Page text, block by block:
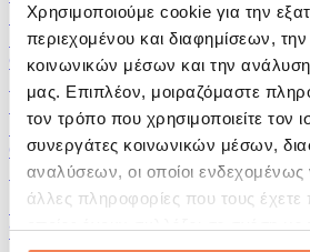
Χρησιμοποιούμε cookie για την
περιεχομένου και διαφημίσεων,
κοινωνικών μέσων και την ανάλυση
μας. Επιπλέον, μοιραζόμαστε
τον τρόπο που χρησιμοποιείτε τον
συνεργάτες κοινωνικών μέσων,
αναλύσεων, οι οποίοι
άλλες πληροφορίες που τους έχετε
Αλείμματα και Πάστες
Ψάρια
Φαγητό Έτοιμο για Κατανάλωση
Αυγά
Ψωμί & Αρτοσκευάσματα
Κρέας
Οσπρια
Άλλα Fitness Τρόφιμα
Βούτυρα Ξηρών Καρπών
100% Βούτυρα Ξηρών Καρπών